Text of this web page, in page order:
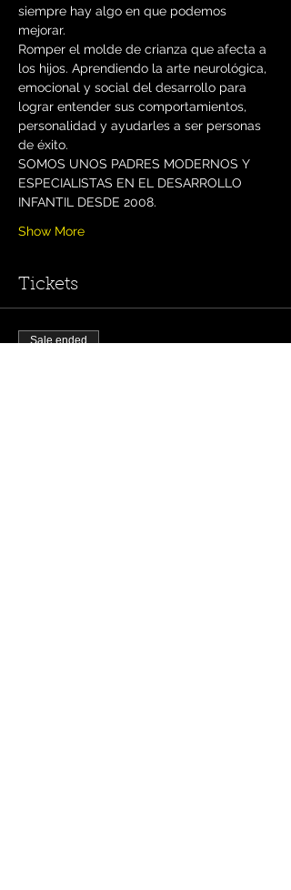
siempre hay algo en que podemos
mejorar.
Romper el molde de crianza que afecta a
los hijos. Aprendiendo la arte neurológica,
emocional y social del desarrollo para
lograr entender sus comportamientos,
personalidad y ayudarles a ser personas
de éxito.
SOMOS UNOS PADRES MODERNOS Y
ESPECIALISTAS EN EL DESARROLLO
INFANTIL DESDE 2008.
Show More
Tickets
Sale ended